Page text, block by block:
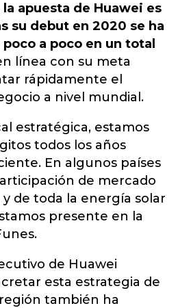
apuesta de Huawei es
su debut en 2020 se ha
a poco en un total
línea con su meta
rápidamente el
a nivel mundial.
estratégica, estamos
todos los años
En algunos países
de mercado
y de toda la energía solar
presente en la
de Huawei
esta estrategia de
también ha